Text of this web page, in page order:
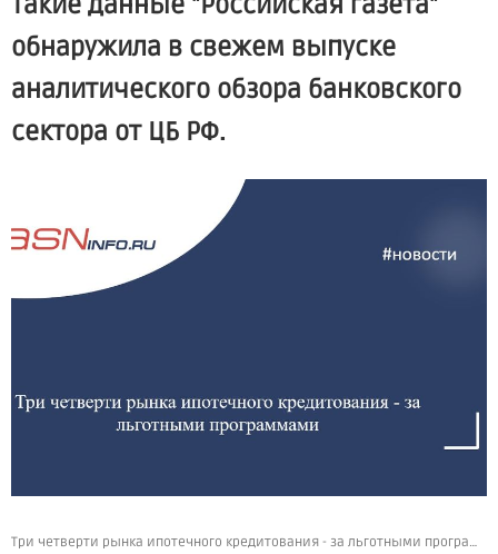
обнаружила в свежем выпуске
аналитического обзора банковского
сектора от ЦБ РФ.
Три четверти рынка ипотечного кредитования - за льготными программами